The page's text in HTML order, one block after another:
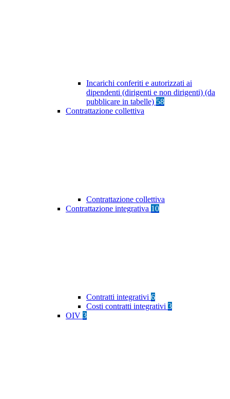
Incarichi conferiti e autorizzati ai
dipendenti (dirigenti e non dirigenti) (da
pubblicare in tabelle) 58
Contrattazione collettiva
Contrattazione collettiva
Contrattazione integrativa 10
Contratti integrativi 6
Costi contratti integrativi 3
OIV 3